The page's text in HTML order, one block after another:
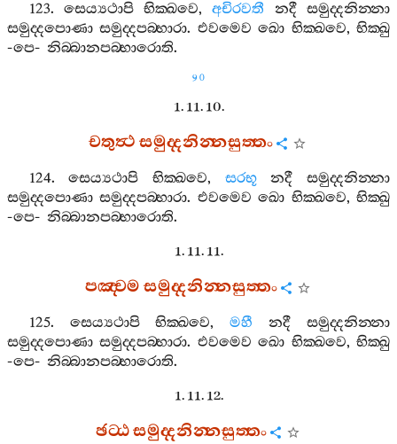
123. සෙය්‍යථාපි භික‍්ඛවෙ,අචිරවතී නදී සමුද‍්දනින‍්නා
සමුද‍්දපොණා සමුද‍්දපබ‍්භාරා. එවමෙව ඛො භික‍්ඛවෙ,භික‍්ඛු
-පෙ- නිබ‍්බානපබ‍්භාරොති.
90
1. 11. 10.
චතුත්‍ථසමුද‍්දනින‍්නසුත‍්තං
124.සෙය්‍යථාපි භික‍්ඛවෙ, සරභූ නදී
සමුද‍්දනින‍්නා
සමුද‍්දපොණා සමුද‍්දපබ‍්භාරා. එවමෙව ඛො භික‍්ඛවෙ,භික‍්ඛු
-පෙ- නිබ‍්බානපබ‍්භාරොති.
1. 11. 11.
පඤ‍්චමසමුද‍්දනින‍්නසුත‍්තං
125. සෙය්‍යථාපි භික‍්ඛවෙ,මහී නදී
සමුද‍්දනින‍්නා
සමුද‍්දපොණා සමුද‍්දපබ‍්භාරා. එවමෙව ඛො භික‍්ඛවෙ,භික‍්ඛු
-පෙ- නිබ‍්බානපබ‍්භාරොති.
1. 11. 12.
ඡට‍්ඨසමුද‍්දනින‍්නසුත‍්තං